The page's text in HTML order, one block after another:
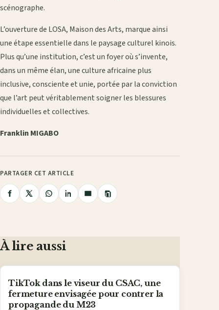
scénographe.
L’ouverture de LOSA, Maison des Arts, marque ainsi
une étape essentielle dans le paysage culturel kinois.
Plus qu’une institution, c’est un foyer où s’invente,
dans un même élan, une culture africaine plus
inclusive, consciente et unie, portée par la conviction
que l’art peut véritablement soigner les blessures
individuelles et collectives.
Franklin MIGABO
PARTAGER CET ARTICLE
PartagerPartagerPartagerPartagerPartager
Copier
le
À lire aussi
TikTok dans le viseur du CSAC, une
fermeture envisagée pour contrer la
propagande du M23